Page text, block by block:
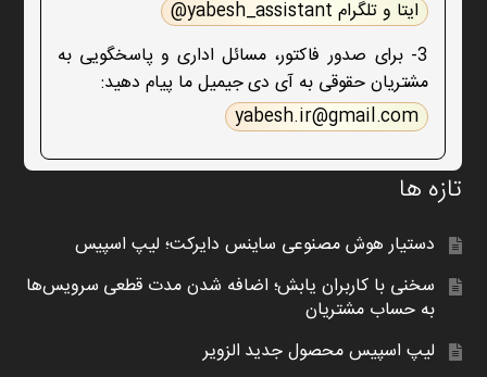
ایتا و تلگرام yabesh_assistant@
3- برای صدور فاکتور، مسائل اداری و پاسخگویی به
مشتریان حقوقی به آی دی جیمیل ما پیام دهید:
yabesh.ir@gmail.com
تازه ها
دستیار هوش مصنوعی ساینس دایرکت؛ لیپ اسپیس
سخنی با کاربران یابش؛ اضافه شدن مدت قطعی سرویس‌ها
به حساب مشتریان
لیپ اسپیس محصول جدید الزویر